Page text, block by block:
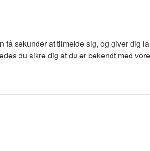
sekunder at tilmelde sig, og giver dig
du sikre dig at du er bekendt med